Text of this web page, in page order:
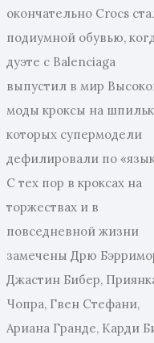
окончательно Crocs
подиумной обувью,
дуэте с Balenciaga
выпустил в мир
моды кроксы на
которых супермодели
дефилировали по
С тех пор в кроксах на
торжествах и в
повседневной жизни
замечены Дрю
Джастин Бибер,
Чопра, Гвен Стефани,
Ариана Гранде, Карди